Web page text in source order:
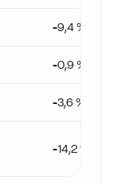
-9,4 %
-0,9 %
-3,6 %
-14,2 %